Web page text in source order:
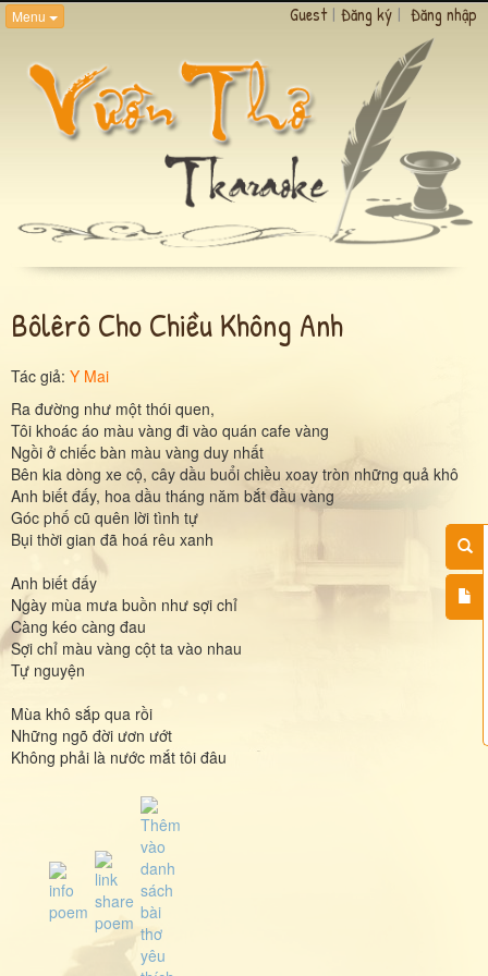
Menu Guest | Đăng ký | Đăng nhập
Bôlêrô Cho Chiều Không Anh
Tác giả: Y Mai
Ra đường như một thói quen,
Tôi khoác áo màu vàng đi vào quán cafe vàng
Ngồi ở chiếc bàn màu vàng duy nhất
Bên kia dòng xe cộ, cây dầu buổi chiều xoay tròn những quả khô
Anh biết đấy, hoa dầu tháng năm bắt đầu vàng
Góc phố cũ quên lời tình tự
Bụi thời gian đã hoá rêu xanh
Anh biết đấy
Ngày mùa mưa buồn như sợi chỉ
Càng kéo càng đau
Sợi chỉ màu vàng cột ta vào nhau
Tự nguyện
Mùa khô sắp qua rồi
Những ngõ đời ươn ướt
Không phải là nước mắt tôi đâu